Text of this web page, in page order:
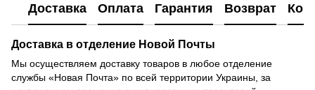
Доставка Оплата Гарантия Возврат
Доставка в отделение Новой Почты
Мы осуществляем доставку товаров в любое отделение
службы «Новая Почта» по всей территории Украины, за